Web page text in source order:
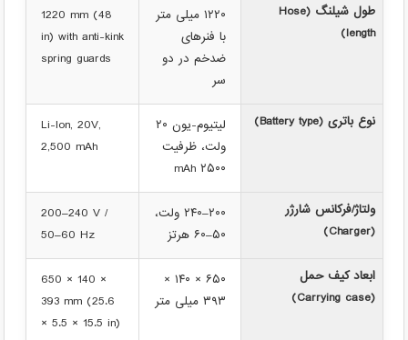
طول شیلنگ (Hose
length)
۱۲۲۰ میلی متر
با فنرهای
ضدخم در دو
سر
1220 mm (48
in) with anti-kink
spring guards
نوع باتری (Battery type)
لیتیوم-یون ۲۰
ولت، ظرفیت
۲۵۰۰ mAh
Li-Ion, 20V,
2,500 mAh
ولتاژ/فرکانس شارژر
(Charger)
۲۰۰–۲۴۰ ولت،
۵۰–۶۰ هرتز
200–240 V /
50–60 Hz
ابعاد کیف حمل
(Carrying case)
۶۵۰ × ۱۴۰ ×
۳۹۳ میلی متر
650 × 140 ×
393 mm (25.6
× 5.5 × 15.5 in)